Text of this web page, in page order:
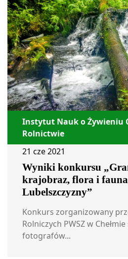
Instytut Nauk o Żywieniu
Rolnictwie
21 cze 2021
Wyniki konkursu
krajobraz, flora i fauna
Lubelszczyzny”
Konkurs zorganizowany
Rolniczych PWSZ w
fotografów...